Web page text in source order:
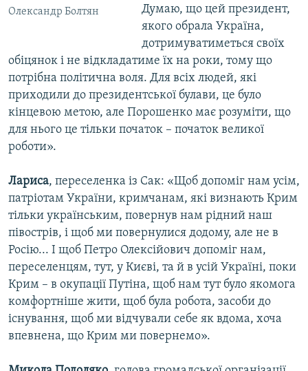
Олександр Болтян
Думаю, що цей президент,
якого обрала Україна,
дотримуватиметься своїх
обіцянок і не відкладатиме їх на роки, тому що
потрібна політична воля. Для всіх людей, які
приходили до президентської булави, це було
кінцевою метою, але Порошенко має розуміти, що
для нього це тільки початок – початок великої
роботи».
Лариса, переселенка із Сак: «Щоб допоміг нам усім,
патріотам України, кримчанам, які визнають Крим
тільки українським, повернув нам рідний наш
півострів, і щоб ми повернулися додому, але не в
Росію... І щоб Петро Олексійович допоміг нам,
переселенцям, тут, у Києві, та й в усій Україні, поки
Крим – в окупації Путіна, щоб нам тут було якомога
комфортніше жити, щоб була робота, засоби до
існування, щоб ми відчували себе як вдома, хоча
впевнена, що Крим ми повернемо».